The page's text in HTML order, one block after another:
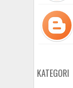
KATEGORI